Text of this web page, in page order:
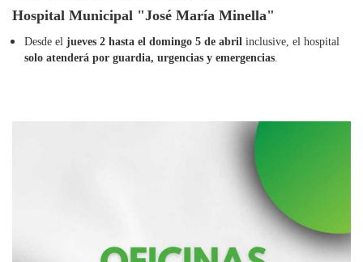
Hospital Municipal "José María Minella"
Desde el jueves 2 hasta el domingo 5 de abril inclusive, el hospital
solo atenderá por guardia, urgencias y emergencias.